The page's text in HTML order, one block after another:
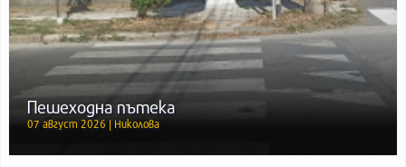
Пешеходна пътека
07 август 2026 | Николова